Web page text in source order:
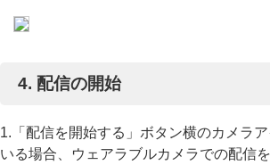
4. 配信の開始
1.「配信を開始する」ボタン横のカメラ
いる場合、ウェアラブルカメラでの配信